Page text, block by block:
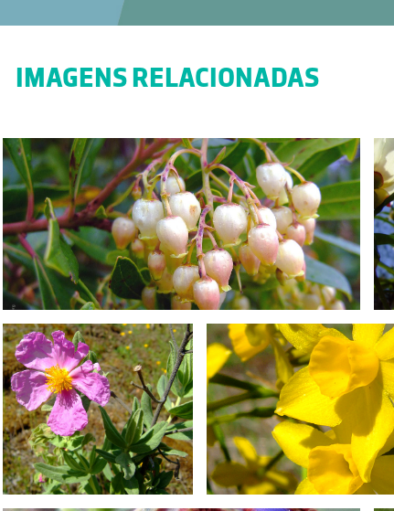
IMAGENS RELACIONADAS